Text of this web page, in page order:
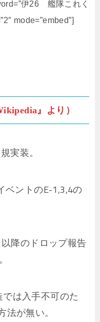
伊26 艦隊これく
mode=”embed”]
』より）
実装。
ベントのE-1,3,4の
降のドロップ報告
は入手不可のた
が無い。